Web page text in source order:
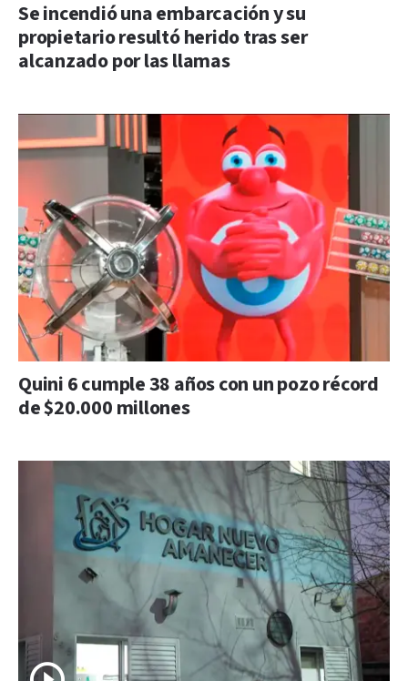
Se incendió una embarcación y su
propietario resultó herido tras ser
alcanzado por las llamas
Quini 6 cumple 38 años con un pozo récord
de $20.000 millones